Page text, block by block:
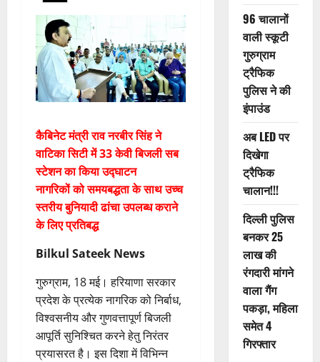
कैबिनेट मंत्री राव नरबीर सिंह ने
वाटिका सिटी में 33 केवी बिजली सब
स्टेशन का किया उद्घाटन
नागरिकों को समयबद्धता के साथ उच्च
स्तरीय बुनियादी ढांचा उपलब्ध कराने
के लिए प्रतिबद्ध
Bilkul Sateek News
गुरुग्राम, 18 मई। हरियाणा सरकार
प्रदेश के प्रत्येक नागरिक को निर्बाध,
विश्वसनीय और गुणवत्तापूर्ण बिजली
आपूर्ति सुनिश्चित करने हेतु निरंतर
प्रयासरत है। इस दिशा में विभिन्न
96 चालानों
वाली स्कूटी
गुरुग्राम
ट्रैफिक
पुलिस ने की
इंपाउंड
अब LED पर
दिखेगा
ट्रैफिक
चालान!!!
दिल्ली पुलिस
बनकर 25
लाख की
रंगदारी मांगने
वाला गैंग
पकड़ा, महिला
समेत 4
गिरफ्तार